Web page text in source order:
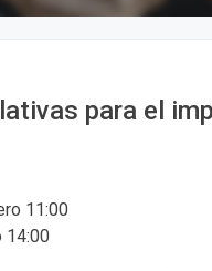
para el
11:00
14:00